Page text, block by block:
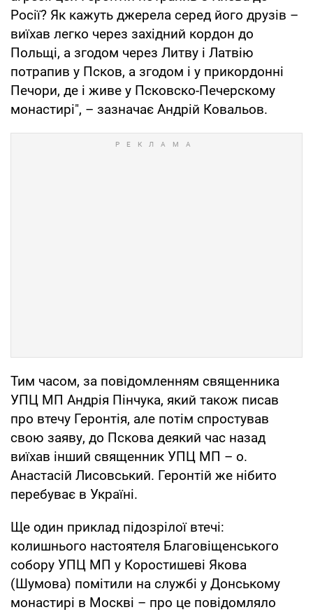
Росії? Як кажуть джерела серед його друзів –
виїхав легко через західний кордон до
Польщі, а згодом через Литву і Латвію
потрапив у Псков, а згодом і у прикордонні
Печори, де і живе у Псковско-Печерскому
монастирі", – зазначає Андрій Ковальов.
Тим часом, за повідомленням священника
УПЦ МП Андрія Пінчука, який також писав
про втечу Геронтія, але потім спростував
свою заяву, до Пскова деякий час назад
виїхав інший священник УПЦ МП – о.
Анастасій Лисовський. Геронтій же нібито
перебуває в Україні.
Ще один приклад підозрілої втечі:
колишнього настоятеля Благовіщенського
собору УПЦ МП у Коростишеві Якова
(Шумова) помітили на службі у Донському
монастирі в Москві – про це повідомляло